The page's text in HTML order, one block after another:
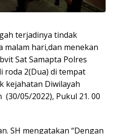
terjadinya tindak
malam hari,dan menekan
Sat Samapta Polres
roda 2(Dua) di tempat
kejahatan Diwilayah
05/2022), Pukul 21. 00
SH mengatakan “Dengan